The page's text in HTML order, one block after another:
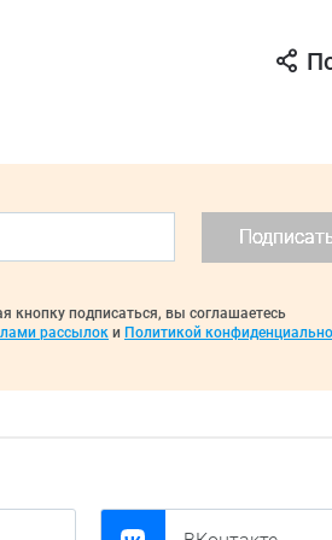
кнопку подписаться, вы соглашаетесь
рассылок и Политикой